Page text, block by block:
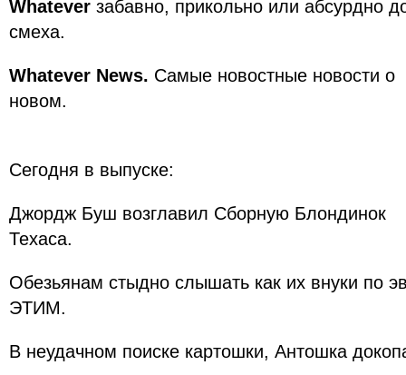
Whatever забавно, прикольно или абсурдно
смеха.
Whatever News. Самые новостные новости о
новом.
Сегодня в выпуске:
Джордж Буш возглавил Сборную Блондинок
Техаса.
Обезьянам стыдно слышать как их внуки по
ЭТИМ.
В неудачном поиске картошки, Антошка